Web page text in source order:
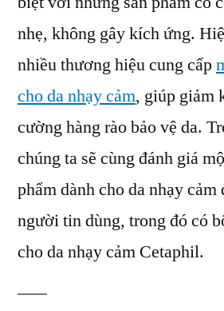
mỹ
phẩm
da
nhạy
nhẹ, không gây kích ứng.
nhiều thương hiệu cung cấp
cho da nhạy cảm, giúp giảm
cường hàng rào bảo vệ da.
chúng ta sẽ cùng đánh giá
phẩm dành cho da nhạy
người tin dùng, trong đó có
cho da nhạy cảm Cetaphil.